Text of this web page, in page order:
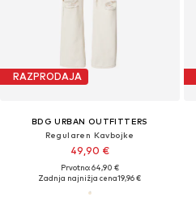
RAZPRODAJA
BDG URBAN OUTFITTERS
Regularen Kavbojke
49,90 €
Prvotno: 64,90 €
Zadnja najnižja cena19,96 €